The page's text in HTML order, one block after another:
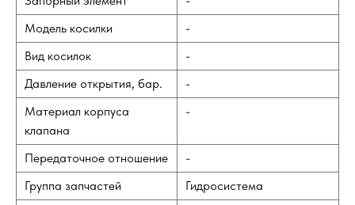
Модель косилки
-
Вид косилок
-
Давление открытия, бар.
-
Материал корпуса
клапана
-
Передаточное отношение
-
Группа запчастей
Гидросистема